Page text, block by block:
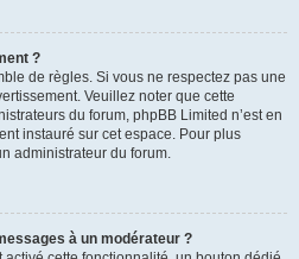
?
de règles. Si vous ne respectez pas une
Veuillez noter que cette
du forum, phpBB Limited n’est en
instauré sur cet espace. Pour plus
administrateur du forum.
à un modérateur ?